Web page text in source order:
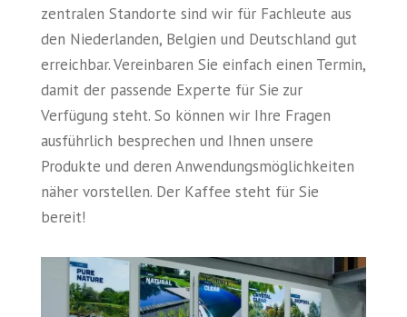
zentralen Standorte sind wir für Fachleute aus
den Niederlanden, Belgien und Deutschland gut
erreichbar. Vereinbaren Sie einfach einen Termin,
damit der passende Experte für Sie zur
Verfügung steht. So können wir Ihre Fragen
ausführlich besprechen und Ihnen unsere
Produkte und deren Anwendungsmöglichkeiten
näher vorstellen. Der Kaffee steht für Sie
bereit!